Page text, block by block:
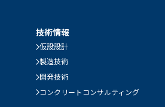
技術情報
仮設設計
製造技術
開発技術
コンクリートコンサルティング